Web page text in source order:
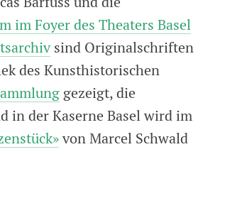
im Foyer des Theaters Basel
sind Originalschriften
des Kunsthistorischen
gezeigt, die
in der Kaserne Basel wird im
von Marcel Schwald